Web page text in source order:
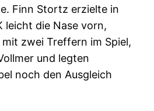
Finn Stortz erzielte in
leicht die Nase vorn,
zwei Treffern im Spiel,
und legten
noch den Ausgleich